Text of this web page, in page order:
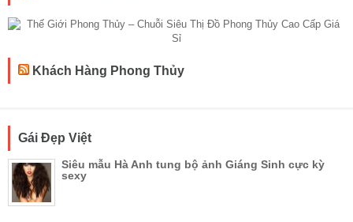
Khách Hàng Phong Thủy
Gái Đẹp Việt
Siêu mẫu Hà Anh tung bộ ảnh Giáng Sinh cực kỳ
sexy